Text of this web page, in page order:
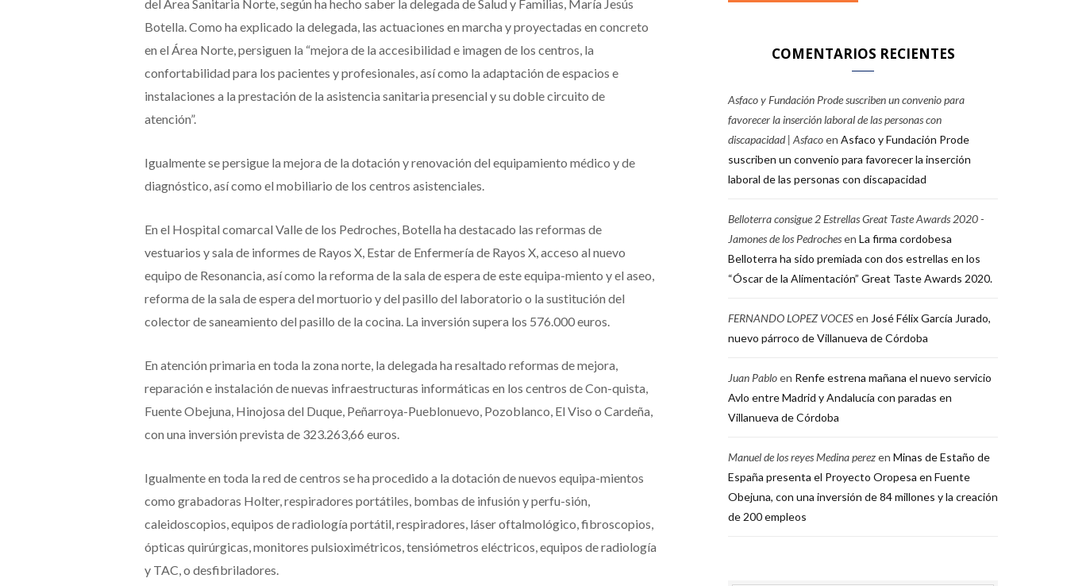
del Área Sanitaria Norte, según ha hecho saber la delegada de Salud y Familias, María Jesús
Botella. Como ha explicado la delegada, las actuaciones en marcha y proyectadas en concreto
en el Área Norte, persiguen la “mejora de la accesibilidad e imagen de los centros, la
confortabilidad para los pacientes y profesionales, así como la adaptación de espacios e
instalaciones a la prestación de la asistencia sanitaria presencial y su doble circuito de
atención”.
Igualmente se persigue la mejora de la dotación y renovación del equipamiento médico y de
diagnóstico, así como el mobiliario de los centros asistenciales.
En el Hospital comarcal Valle de los Pedroches, Botella ha destacado las reformas de
vestuarios y sala de informes de Rayos X, Estar de Enfermería de Rayos X, acceso al nuevo
equipo de Resonancia, así como la reforma de la sala de espera de este equipa-miento y el aseo,
reforma de la sala de espera del mortuorio y del pasillo del laboratorio o la sustitución del
colector de saneamiento del pasillo de la cocina. La inversión supera los 576.000 euros.
En atención primaria en toda la zona norte, la delegada ha resaltado reformas de mejora,
reparación e instalación de nuevas infraestructuras informáticas en los centros de Con-quista,
Fuente Obejuna, Hinojosa del Duque, Peñarroya-Pueblonuevo, Pozoblanco, El Viso o Cardeña,
con una inversión prevista de 323.263,66 euros.
Igualmente en toda la red de centros se ha procedido a la dotación de nuevos equipa-mientos
como grabadoras Holter, respiradores portátiles, bombas de infusión y perfu-sión,
caleidoscopios, equipos de radiología portátil, respiradores, láser oftalmológico, fibroscopios,
ópticas quirúrgicas, monitores pulsioximétricos, tensiómetros eléctricos, equipos de radiología
y TAC, o desfibriladores.
COMENTARIOS RECIENTES
Asfaco y Fundación Prode suscriben un convenio para
favorecer la inserción laboral de las personas con
discapacidad | Asfacoen Asfaco y Fundación Prode
suscriben un convenio para favorecer la inserción
laboral de las personas con discapacidad
Belloterra consigue 2 Estrellas Great Taste Awards 2020 -
Jamones de los Pedrochesen La firma cordobesa
Belloterra ha sido premiada con dos estrellas en los
“Óscar de la Alimentación” Great Taste Awards 2020.
FERNANDO LOPEZ VOCESen José Félix García Jurado,
nuevo párroco de Villanueva de Córdoba
Juan Pabloen Renfe estrena mañana el nuevo servicio
Avlo entre Madrid y Andalucía con paradas en
Villanueva de Córdoba
Manuel de los reyes Medina perezen Minas de Estaño de
España presenta el Proyecto Oropesa en Fuente
Obejuna, con una inversión de 84 millones y la creación
de 200 empleos